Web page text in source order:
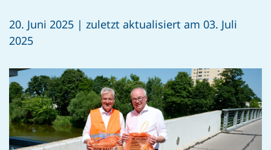
20. Juni 2025 | zuletzt aktualisiert am 03. Juli
2025